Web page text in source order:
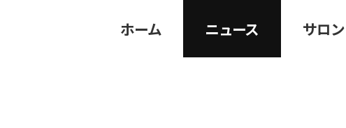
ホーム ニュース サロン